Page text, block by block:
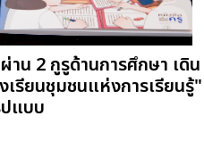
น 2 กูรูด้านการศึกษา เดิน
เรียนชุมชนแห่งการเรียนรู้"
แบบ